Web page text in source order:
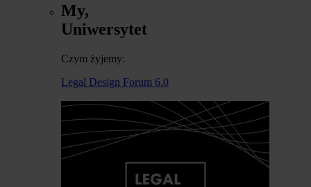
My,
Uniwersytet
Czym żyjemy:
Legal Design Forum 6.0